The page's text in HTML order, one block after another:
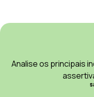
Analise os principais